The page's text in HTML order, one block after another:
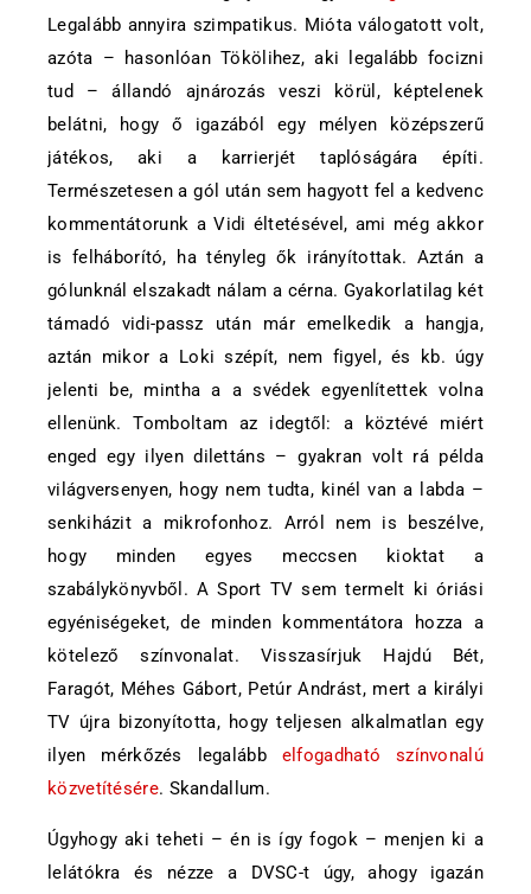
Legalább annyira szimpatikus. Mióta válogatott volt,
azóta – hasonlóan Tökölihez, aki legalább focizni
tud – állandó ajnározás veszi körül, képtelenek
belátni, hogy ő igazából egy mélyen középszerű
játékos, aki a karrierjét taplóságára építi.
Természetesen a gól után sem hagyott fel a kedvenc
kommentátorunk a Vidi éltetésével, ami még akkor
is felháborító, ha tényleg ők irányítottak. Aztán a
gólunknál elszakadt nálam a cérna. Gyakorlatilag két
támadó vidi-passz után már emelkedik a hangja,
aztán mikor a Loki szépít, nem figyel, és kb. úgy
jelenti be, mintha a a svédek egyenlítettek volna
ellenünk. Tomboltam az idegtől: a köztévé miért
enged egy ilyen dilettáns – gyakran volt rá példa
világversenyen, hogy nem tudta, kinél van a labda –
senkiházit a mikrofonhoz. Arról nem is beszélve,
hogy minden egyes meccsen kioktat a
szabálykönyvből. A Sport TV sem termelt ki óriási
egyéniségeket, de minden kommentátora hozza a
kötelező színvonalat. Visszasírjuk Hajdú Bét,
Faragót, Méhes Gábort, Petúr Andrást, mert a királyi
TV újra bizonyította, hogy teljesen alkalmatlan egy
ilyen mérkőzés legalább elfogadható színvonalú
közvetítésére. Skandallum.
Úgyhogy aki teheti – én is így fogok – menjen ki a
lelátókra és nézze a DVSC-t úgy, ahogy igazán